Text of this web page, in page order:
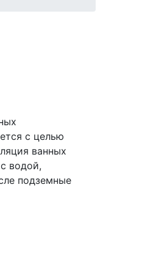
с целью
ванных
водой,
подземные